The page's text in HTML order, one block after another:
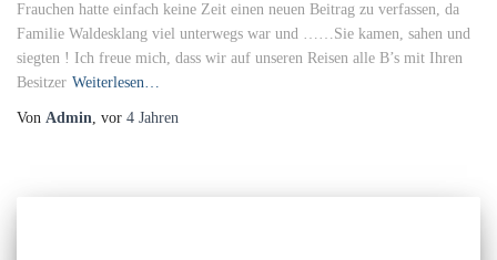
Frauchen hatte einfach keine Zeit einen neuen Beitrag zu verfassen, da
Familie Waldesklang viel unterwegs war und ……Sie kamen, sahen und
siegten ! Ich freue mich, dass wir auf unseren Reisen alle B’s mit Ihren
Besitzer Weiterlesen…
Von Admin, vor 4 Jahren